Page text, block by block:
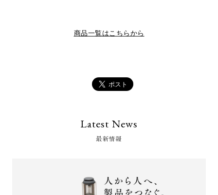
商品一覧はこちらから
Latest News
最新情報